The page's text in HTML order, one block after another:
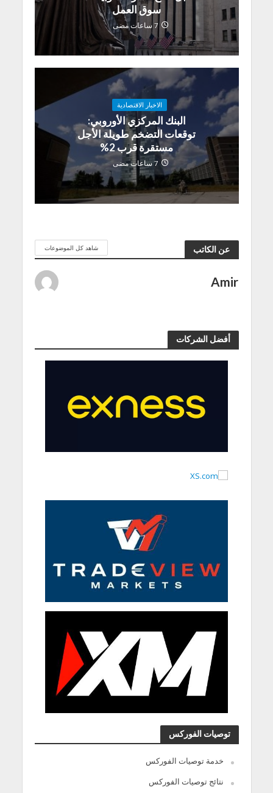
سوق العمل
7 ساعات مضى
الاخبار الاقتصادية
البنك المركزي الأوروبي:
توقعات التضخم طويلة الأجل
مستقرة قرب 2%
7 ساعات مضى
عن الكاتب شاهد كل الموضوعات
Amir
أفضل الشركات
توصيات الفوركس
خدمة توصيات الفوركس
نتائج توصيات الفوركس